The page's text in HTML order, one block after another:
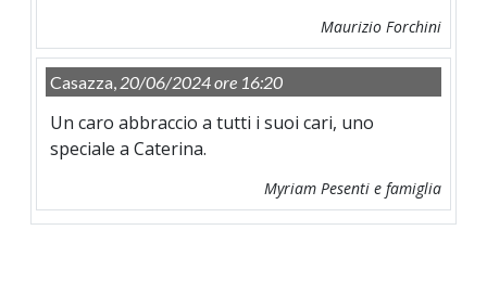
Maurizio Forchini
Casazza, 20/06/2024 ore 16:20
Un caro abbraccio a tutti i suoi cari, uno
speciale a Caterina.
Myriam Pesenti e famiglia